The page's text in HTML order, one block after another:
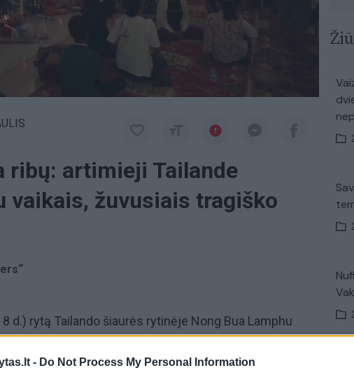
- Do Not Process My Personal Information
ribų: artimieji Tailande
vaikais, žuvusiais tragiško
d.) rytą Tailando šiaurės rytinėje Nong Bua Lamphu
artimiejiatsisveikina su vaikais, žuvusiais
nariai meldėsi priešais esančius portretus ir žaislais